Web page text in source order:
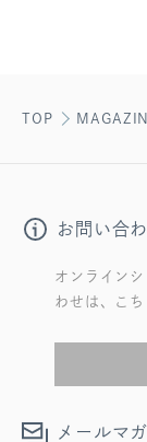
TOP
お問い合
オンライン
わせは、こ
メールマ